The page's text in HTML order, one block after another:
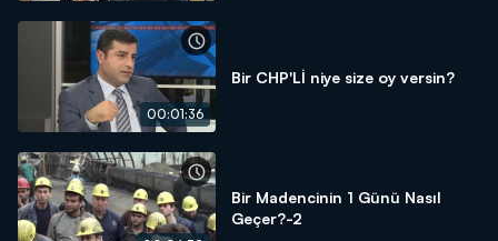
00:01:36
Bir CHP'Lİ niye size oy versin?
Bir Madencinin 1 Günü Nasıl
Geçer?-2